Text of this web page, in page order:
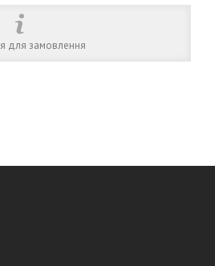
для замовлення